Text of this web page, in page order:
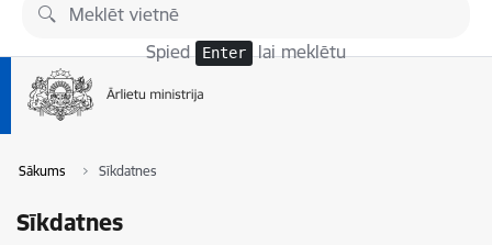
Pāriet uz lapas saturu
Spied Enter lai meklētu
Sākums Sīkdatnes
Sīkdatnes